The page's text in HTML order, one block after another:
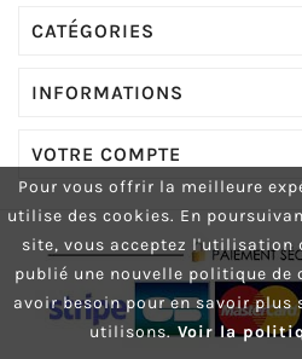
Pour vous offrir la meilleure
utilise des cookies. En
site, vous acceptez l'utilisation
publié une nouvelle politique de
avoir besoin pour en savoir plus
utilisons. Voir la
CATÉGORIES
INFORMATIONS
VOTRE COMPTE